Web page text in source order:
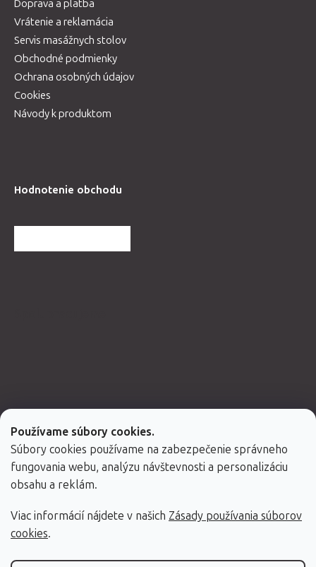
Používame súbory cookies.
Súbory cookies používame na zabezpečenie správneho
fungovania webu, analýzu návštevnosti a personalizáciu
obsahu a reklám.
Viac informácií nájdete v našich Zásady používania súborov
cookies.
Doprava a platba
Vrátenie a reklamácia
Servis masážnych stolov
Obchodné podmienky
Ochrana osobných údajov
Cookies
Návody k produktom
Hodnotenie obchodu
Vytvoril Shoptet Premium